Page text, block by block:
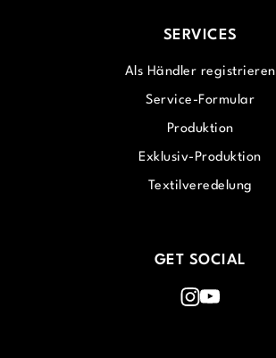
SERVICES
Als Händler registrieren
Service-Formular
Produktion
Exklusiv-Produktion
Textilveredelung
GET SOCIAL
Instagram
Youtube